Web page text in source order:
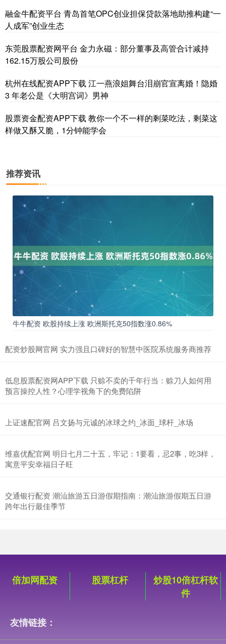
融金牛配资平台 青岛首笔OPC创业担保贷款落地助推构建“一
人成军”创业生态
东莞股票配资网平台 金力永磁：部分董事及高管合计减持
162.15万股公司股份
杭州在线配资APP下载 江一燕浪姐舞台泪崩官宣离婚！隐婚
3 年老公是《大明宫词》男神
股票资金配资APP下载 教你一个不一样的剩菜吃法，剩菜这
样做又酥又脆，1分钟能学会
推荐资讯
牛牛配资 欧股持续上涨 欧洲斯托克50指数涨0.86%
配资炒股网官网 实力强且口碑好的智慧中医院系统服务商推荐
低息股票配资网APP下载 只赊不卖的千年行当：赊刀人如何用
预言操控人性？心理学视角下的免费陷阱
上证速配官网 吕文扬与元诚的冰球之约_冰面_球杆_冰场
维嘉优配官网 明日七月二十五，牢记：1要看，忌2事，吃3样，
寓意平安幸福日子旺
交通银行配资 潮汕旅游五日游假期指南：潮汕旅游假期五日游
跨年出行最佳季节
倍加网配资 股票杠杆
炒股10倍杠杆软
件
友情链接：